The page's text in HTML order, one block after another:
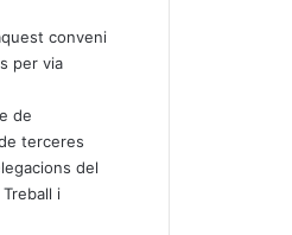
conveni
per via
de
terceres
del
i